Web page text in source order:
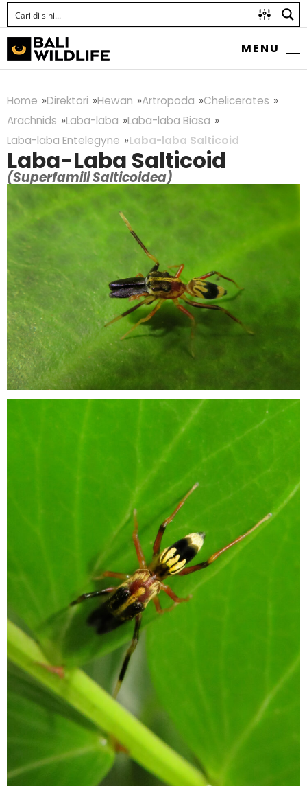
MENU
Home Direktori Hewan Artropoda
Chelicerates
Arachnids
Laba-laba
Laba-laba Biasa
Laba-laba Entelegyne
Laba-laba Salticoid
Laba-Laba Salticoid
(Superfamili Salticoidea)